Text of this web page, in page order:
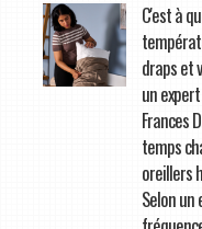
C'est à
draps et
un
Frances
temps
oreillers
Selon un